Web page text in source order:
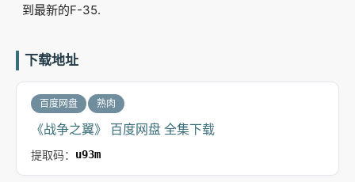
到最新的F-35.
下载地址
百度网盘 熟肉
《战争之翼》 百度网盘 全集下载
提取码： u93m